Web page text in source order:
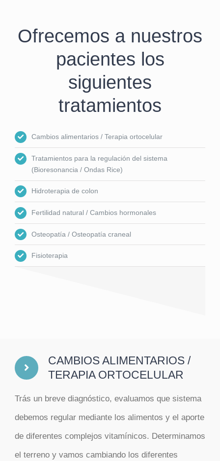
Ofrecemos a nuestros
pacientes los
siguientes
tratamientos
Cambios alimentarios / Terapia ortocelular
Tratamientos para la regulación del sistema
(Bioresonancia / Ondas Rice)
Hidroterapia de colon
Fertilidad natural / Cambios hormonales
Osteopatía / Osteopatía craneal
Fisioterapia
CAMBIOS ALIMENTARIOS /
TERAPIA ORTOCELULAR
Trás un breve diagnóstico, evaluamos que sistema
debemos regular mediante los alimentos y el aporte
de diferentes complejos vitamínicos. Determinamos
el terreno y vamos cambiando los diferentes